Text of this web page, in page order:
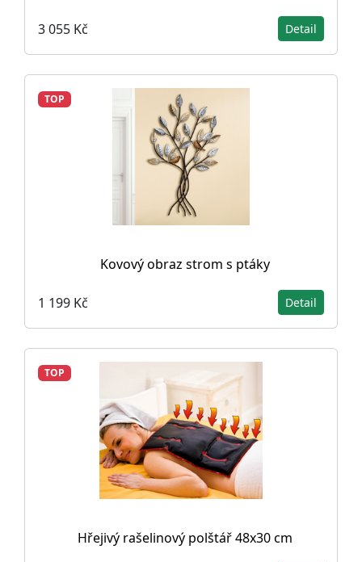
3 055 Kč Detail
TOP
Kovový obraz strom s ptáky
1 199 Kč Detail
TOP
Hřejivý rašelinový polštář 48x30 cm